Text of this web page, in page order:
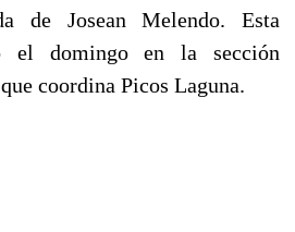
de Josean Melendo. Esta
el domingo en la sección
coordina Picos Laguna.